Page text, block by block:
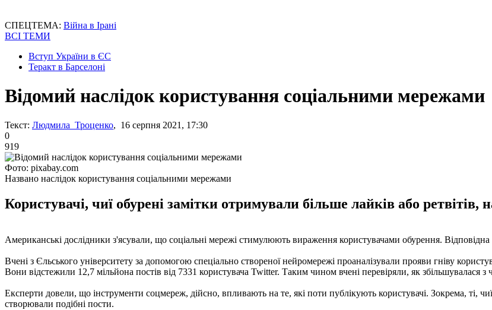
СПЕЦТЕМА: Війна в Ірані
ВСІ ТЕМИ
Вступ України в ЄС
Теракт в Барселоні
Відомий наслідок користування соціальними мережами
Текст: Людмила Троценко, 16 серпня 2021, 17:30
0
919
Фото: pixabay.com
Названо наслідок користування соціальними мережами
Користувачі, чиї обурені замітки отримували більше лайків або ретвітів,
Американські дослідники з'ясували, що соціальні мережі стимулюють вираження користувачами обурення. Відповідна
Вчені з Єльського університету за допомогою спеціально створеної нейромережі проаналізували прояви гніву
Вони відстежили 12,7 мільйона постів від 7331 користувача Twitter. Таким чином вчені перевіряли, як збільшувалася з
Експерти довели, що інструменти соцмереж, дійсно, впливають на те, які поти публікують користувачі. Зокрема, ті,
створювали подібні пости.